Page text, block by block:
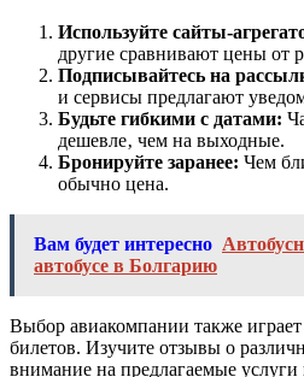
Используйте сайты-
другие сравнивают цены от
Подписывайтесь на
и сервисы предлагают
Будьте гибкими с датами:
дешевле‚ чем на выходные.
Бронируйте заранее: Чем
обычно цена.
Вам будет интересно
автобусе в Болгарию
Выбор авиакомпании также
билетов. Изучите отзывы о
внимание на предлагаемые